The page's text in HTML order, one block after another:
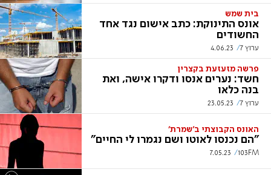
בית שמש
אונס התינוקת: כתב אישום נגד אחד
החשודים
ערוץ 7 4.06.23
פרשה מזעזעת בקצרין
חשד: נערים אנסו ודקרו אישה, ואת
בנה כלאו
ערוץ 7 23.05.23
האונס הקבוצתי ב'שמרת'
"הם נכנסו לאוטו ושם נגמרו לי החיים"
103FM
7.05.23